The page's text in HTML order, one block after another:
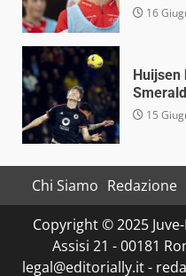
16
Huijsen
15
Chi Siamo Redazione
Copyright © 2025
Assisi 21 - 00181
legal@editorially.it -